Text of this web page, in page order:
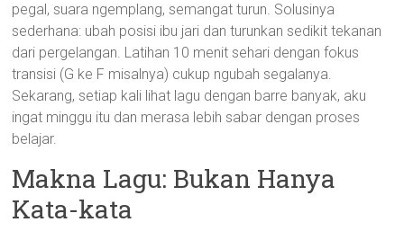
pegal, suara ngemplang, semangat turun. Solusinya
sederhana: ubah posisi ibu jari dan turunkan sedikit tekanan
dari pergelangan. Latihan 10 menit sehari dengan fokus
transisi (G ke F misalnya) cukup ngubah segalanya.
Sekarang, setiap kali lihat lagu dengan barre banyak, aku
ingat minggu itu dan merasa lebih sabar dengan proses
belajar.
Makna Lagu: Bukan Hanya
Kata-kata